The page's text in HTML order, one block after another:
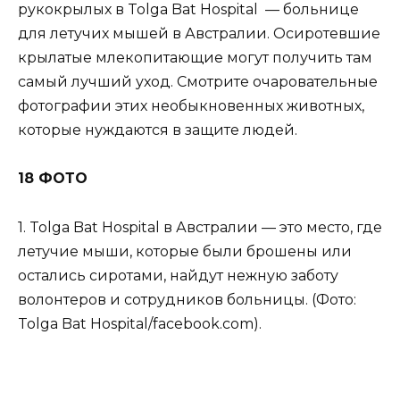
рукокрылых в Tolga Bat Hospital — больнице
для летучих мышей в Австралии. Осиротевшие
крылатые млекопитающие могут получить там
самый лучший уход. Смотрите очаровательные
фотографии этих необыкновенных животных,
которые нуждаются в защите людей.
18 ФОТО
1. Tolga Bat Hospital в Австралии — это место, где
летучие мыши, которые были брошены или
остались сиротами, найдут нежную заботу
волонтеров и сотрудников больницы. (Фото:
Tolga Bat Hospital/facebook.com).